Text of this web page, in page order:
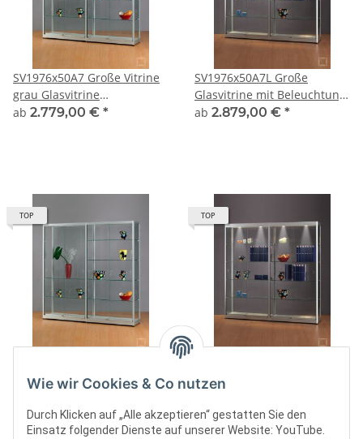
Wie wir Cookies & Co nutzen
Durch Klicken auf „Alle akzeptieren“ gestatten Sie den
Einsatz folgender Dienste auf unserer Website: YouTube.
SV1976x50A7 Große Vitrine
grau Glasvitrine
Ausstellungsvitrine
ab 2.779,00 € *
SV1976x50A7L Große
Glasvitrine mit Beleuchtung
grau Glasvitrine
ab 2.879,00 € *
TOP
grau Glasvitrine
Ausstellungsvitrine
Präsentationsvitrine
abschließbar Alu Silber
ab2.979,00 €*
TOP
grau Glasvitrine
Ausstellungsvitrine
Präsentationsvitrine
ab3.079,00 €